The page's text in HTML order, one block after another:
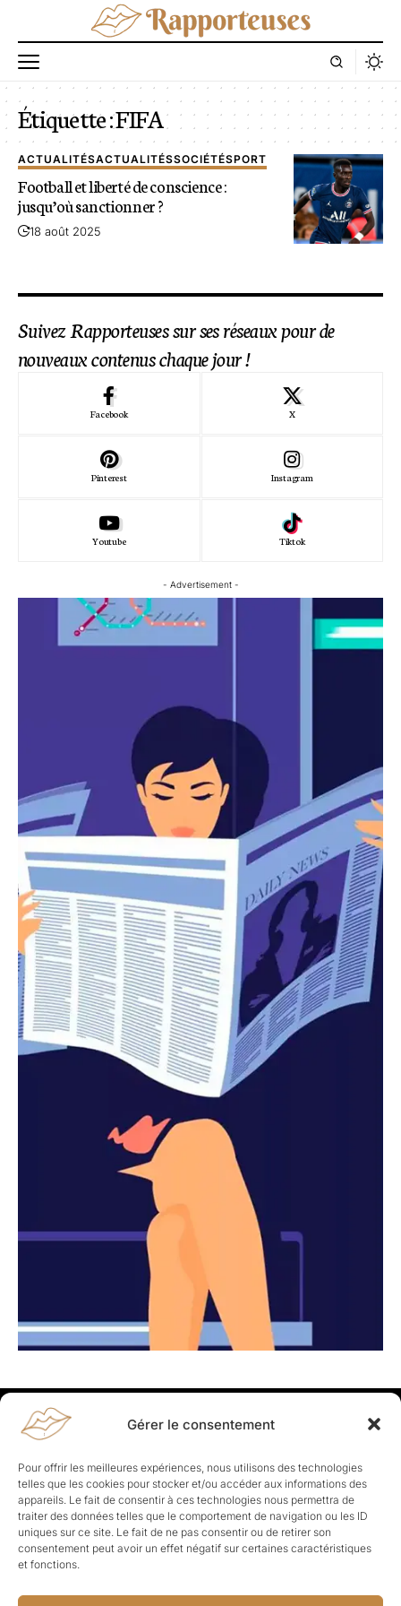
Gérer le consentement
Pour offrir les meilleures expériences, nous utilisons des technologies
telles que les cookies pour stocker et/ou accéder aux informations des
appareils. Le fait de consentir à ces technologies nous permettra de
traiter des données telles que le comportement de navigation ou les ID
uniques sur ce site. Le fait de ne pas consentir ou de retirer son
consentement peut avoir un effet négatif sur certaines caractéristiques
et fonctions.
Étiquette :FIFA
ACTUALITÉSACTUALITÉSSOCIÉTÉSPORT
Football et liberté de conscience :
jusqu’où sanctionner ?
18 août 2025
Suivez Rapporteuses sur ses réseaux pour de
nouveaux contenus chaque jour !
Facebook X
Pinterest Instagram
Youtube Tiktok
- Advertisement -
Rapporteuses
À propos de Rapporteuses :Rapporteuses, c’est l’histoire de
Parisiennes, bien dans leurs baskets qui aiment rapporter ce qui leur
cause, leur apporte et leur rapporte !
Les Topics
Société Politique Business Culture
Sport
Lifestyle